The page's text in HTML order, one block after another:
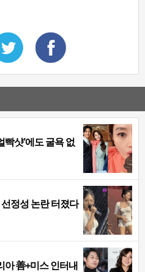
빡샷’에도 굴욕 없
정성 논란 터졌다
아 善+미스 인터내